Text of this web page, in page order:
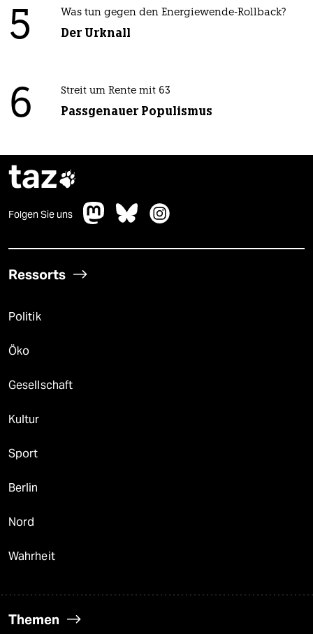
5 Was tun gegen den Energiewende-Rollback?
Der Urknall
6 Streit um Rente mit 63
Passgenauer Populismus
taz
Folgen Sie uns
Ressorts
Politik
Öko
Gesellschaft
Kultur
Sport
Berlin
Nord
Wahrheit
Themen